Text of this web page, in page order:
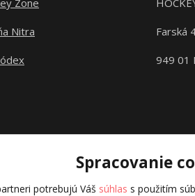
Zone
Nitra Farská
949 01
Spracovanie
potrebujú Váš súhlas s použitím